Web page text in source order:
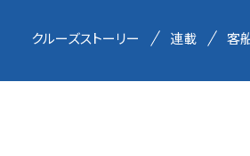
クルーズストーリー 連載 客